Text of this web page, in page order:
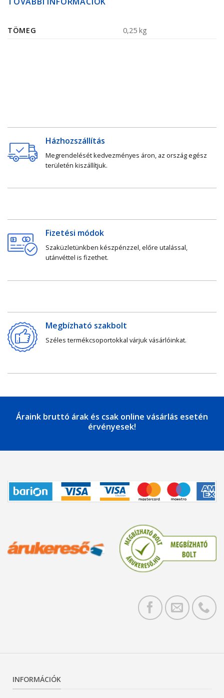
TÖMEG 0,25 kg
Házhozszállítás
Megrendelését kedvezményes áron, az ország egész
területén kiszállítjuk.
Fizetési módok
Szaküzletünkben készpénzzel, előre utalással,
utánvéttel is fizethet.
Megbízható szakbolt
Széles termékcsoportokkal várjuk vásárlóinkat.
Áraink bruttó árak és csak online vásárlás esetén
érvényesek!
INFORMÁCIÓK